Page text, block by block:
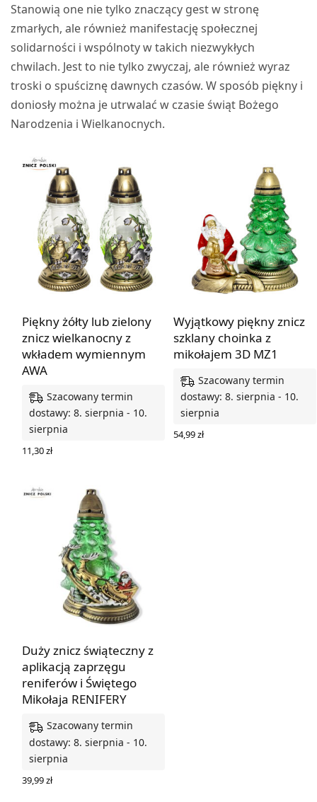
Stanowią one nie tylko znaczący gest w stronę
zmarłych, ale również manifestację społecznej
solidarności i wspólnoty w takich niezwykłych
chwilach. Jest to nie tylko zwyczaj, ale również wyraz
troski o spuściznę dawnych czasów. W sposób piękny i
doniosły można je utrwalać w czasie świąt Bożego
Narodzenia i Wielkanocnych.
Piękny żółty lub zielony
znicz wielkanocny z
wkładem wymiennym
AWA
Szacowany termin
dostawy: 8. sierpnia - 10.
sierpnia
11,30zł
Wyjątkowy piękny znicz
szklany choinka z
mikołajem 3D MZ1
Szacowany termin
dostawy: 8. sierpnia - 10.
sierpnia
54,99zł
Duży znicz świąteczny z
aplikacją zaprzęgu
reniferów i Świętego
Mikołaja RENIFERY
Szacowany termin
dostawy: 8. sierpnia - 10.
sierpnia
39,99zł